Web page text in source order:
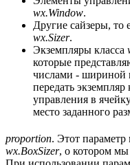
wx.Window.
Другие сайзеры, то
wx.Sizer.
Экземпляры класса
которые
числами - шириной
передать экземпляр
управления в
место заданного
proportion. Этот параметр
wx.BoxSizer, о котором